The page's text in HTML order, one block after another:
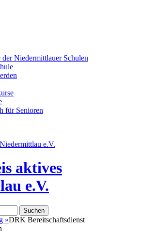
der Niedermittlauer Schulen
für Senioren
aktives
e.V.
»DRK Bereitschaftsdienst